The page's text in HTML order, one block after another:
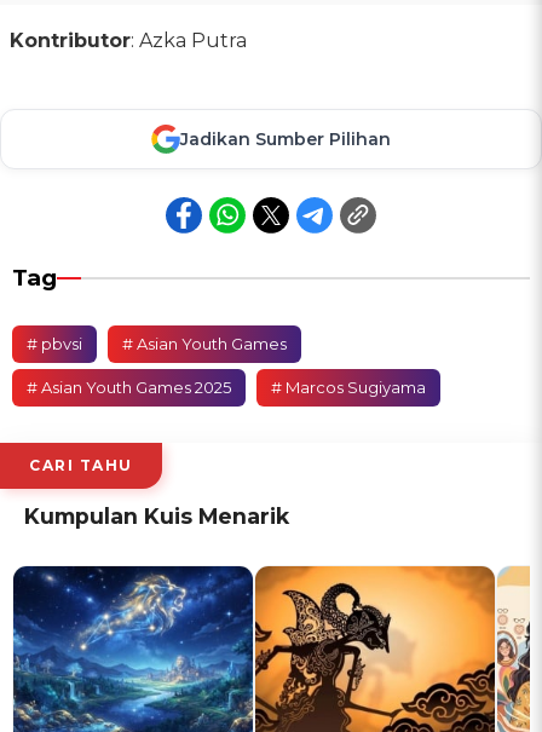
Kontributor: Azka Putra
Jadikan Sumber Pilihan
Tag
# pbvsi # Asian Youth Games
# Asian Youth Games 2025 # Marcos Sugiyama
CARI TAHU
Kumpulan Kuis Menarik